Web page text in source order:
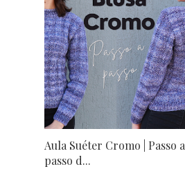
Aula Suéter Cromo | Passo a
passo d...